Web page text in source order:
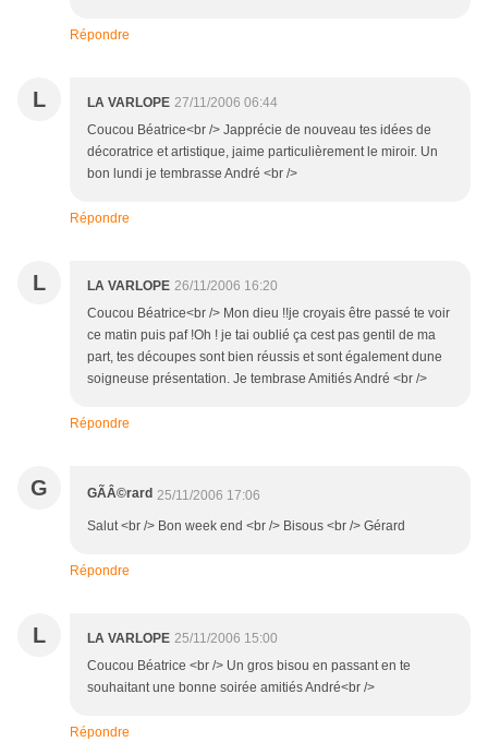
Répondre
L LA VARLOPE 27/11/2006 06:44
Coucou Béatrice<br /> Japprécie de nouveau tes idées de
décoratrice et artistique, jaime particulièrement le miroir. Un
bon lundi je tembrasse André <br />
Répondre
L LA VARLOPE 26/11/2006 16:20
Coucou Béatrice<br /> Mon dieu !!je croyais être passé te voir
ce matin puis paf !Oh ! je tai oublié ça cest pas gentil de ma
part, tes découpes sont bien réussis et sont également dune
soigneuse présentation. Je tembrase Amitiés André <br />
Répondre
G GÃÂ©rard 25/11/2006 17:06
Salut <br /> Bon week end <br /> Bisous <br /> Gérard
Répondre
L LA VARLOPE 25/11/2006 15:00
Coucou Béatrice <br /> Un gros bisou en passant en te
souhaitant une bonne soirée amitiés André<br />
Répondre